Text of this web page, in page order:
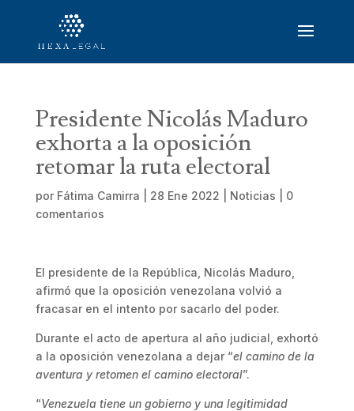
Presidente Nicolás Maduro
exhorta a la oposición
retomar la ruta electoral
por Fátima Camirra 28 Ene 2022 Noticias
0
comentarios
El presidente de la República, Nicolás Maduro,
afirmó que la oposición venezolana volvió a
fracasar en el intento por sacarlo del poder.
Durante el acto de apertura al año judicial, exhortó
a la oposición venezolana a dejar “el camino de la
aventura y retomen el camino electoral”.
“Venezuela tiene un gobierno y una legitimidad